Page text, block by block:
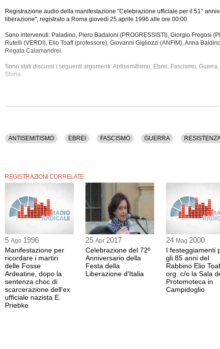
Registrazione audio della manifestazione "Celebrazione ufficiale per il 51°
liberazione", registrato a Roma giovedì 25 aprile 1996 alle ore 00:00.
Sono intervenuti: Paladino, Piero Badaloni (PROGRESSISTI), Giorgio Fregosi
Rutelli (VERDI), Elio Toaff (professore), Giovanni Gigliozzi (ANFIM), Anna
Regata Calamandrei.
Sono stati discussi i seguenti argomenti: Antisemitismo, Ebrei, Fascismo,
Storia.
ANTISEMITISMO EBREI FASCISMO GUERRA
REGISTRAZIONI CORRELATE
5 Ago 1996
Manifestazione per
ricordare i martiri
delle Fosse
Ardeatine, dopo la
sentenza choc di
scarcerazione dell'ex
ufficiale nazista E.
Priebke
25 Apr 2017
Celebrazione del 72º
Anniversario della
Festa della
Liberazione d'Italia
24 Mag 2000
I festeggiamenti
gli 85 anni del
Rabbino Elio
org. c/o la Sala
Protomoteca in
Campidoglio